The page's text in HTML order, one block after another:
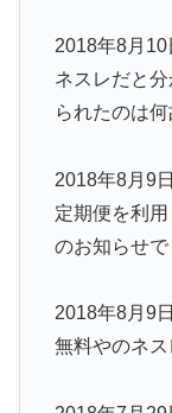
2018年8月
ネスレだと
られたのは何
2018年8月9
定期便を利
のお知らせで
2018年8月9
無料やのネ